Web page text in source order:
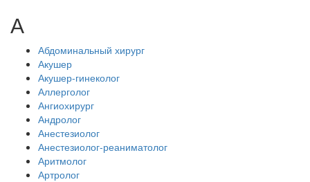
А
Абдоминальный хирург
Акушер
Акушер-гинеколог
Аллерголог
Ангиохирург
Андролог
Анестезиолог
Анестезиолог-реаниматолог
Аритмолог
Артролог